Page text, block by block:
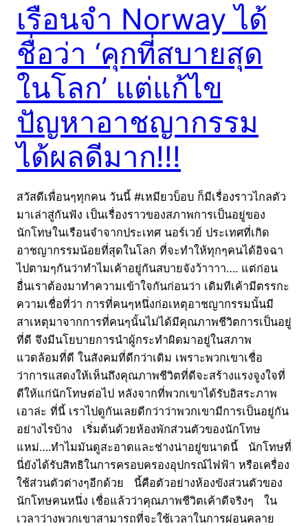
เรือนจำ Norway ได้
ชื่อว่า ‘คุกที่สบายสุด
ในโลก’ แต่แก้ไข
ปัญหาอาชญากรรม
ได้ผลดีมาก!!!
สวัสดีเพื่อนๆทุกคน วันนี้ #เหมียวบ็อบ ก็มีเรื่องราวไกลตัว
มาเล่าสู่กันฟัง เป็นเรื่องราวของสภาพการเป็นอยู่ของ
นักโทษในเรือนจำจากประเทศ นอร์เวย์ ประเทศที่เกิด
อาชญากรรมน้อยที่สุดในโลก ที่จะทำให้ทุกๆคนได้อิจฉา
ไปตามๆกันว่าทำไมเค้าอยู่กันสบายจังว้าาาา…. แต่ก่อน
อื่นเราต้องมาทำความเข้าใจกันก่อนว่า เดิมทีเค้ามีตรรกะ
ความเชื่อที่ว่า การที่คนๆหนึ่งก่อเหตุอาชญากรรมนั้นมี
สาเหตุมาจากการที่คนๆนั้นไม่ได้มีคุณภาพชีวิตการเป็นอยู่
ที่ดี จึงมีนโยบายการนำผู้กระทำผิดมาอยู่ในสภาพ
แวดล้อมที่ดี ในสังคมที่ดีกว่าเดิม เพราะพวกเขาเชื่อ
ว่าการแสดงให้เห็นถึงคุณภาพชีวิตที่ดีจะสร้างแรงจูงใจที่
ดีให้แก่นักโทษต่อไป หลังจากที่พวกเขาได้รับอิสระภาพ
เอาล่ะ ที่นี้ เราไปดูกันเลยดีกว่าว่าพวกเขามีการเป็นอยู่กัน
อย่างไรบ้าง เริ่มต้นด้วยห้องพักส่วนตัวของนักโทษ
แหม่….ทำไมมันดูสะอาดและช่างน่าอยู่ขนาดนี้ นักโทษที่
นี่ยังได้รับสิทธิในการครอบครองอุปกรณ์ไฟฟ้า หรือเครื่อง
ใช้ส่วนตัวต่างๆอีกด้วย นี้คือตัวอย่างห้องขังส่วนตัวของ
นักโทษคนหนึ่ง เชื่อแล้วว่าคุณภาพชีวิตเค้าดีจริงๆ ใน
เวลาว่างพวกเขาสามารถที่จะใช้เวลาในการผ่อนคลาย